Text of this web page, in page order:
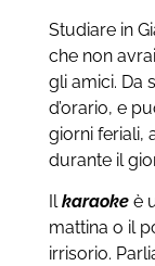
Studiare in
che non
gli amici. Da
d’orario, e
giorni feriali,
durante il
Ilkaraokeè
mattina o il
irrisorio.